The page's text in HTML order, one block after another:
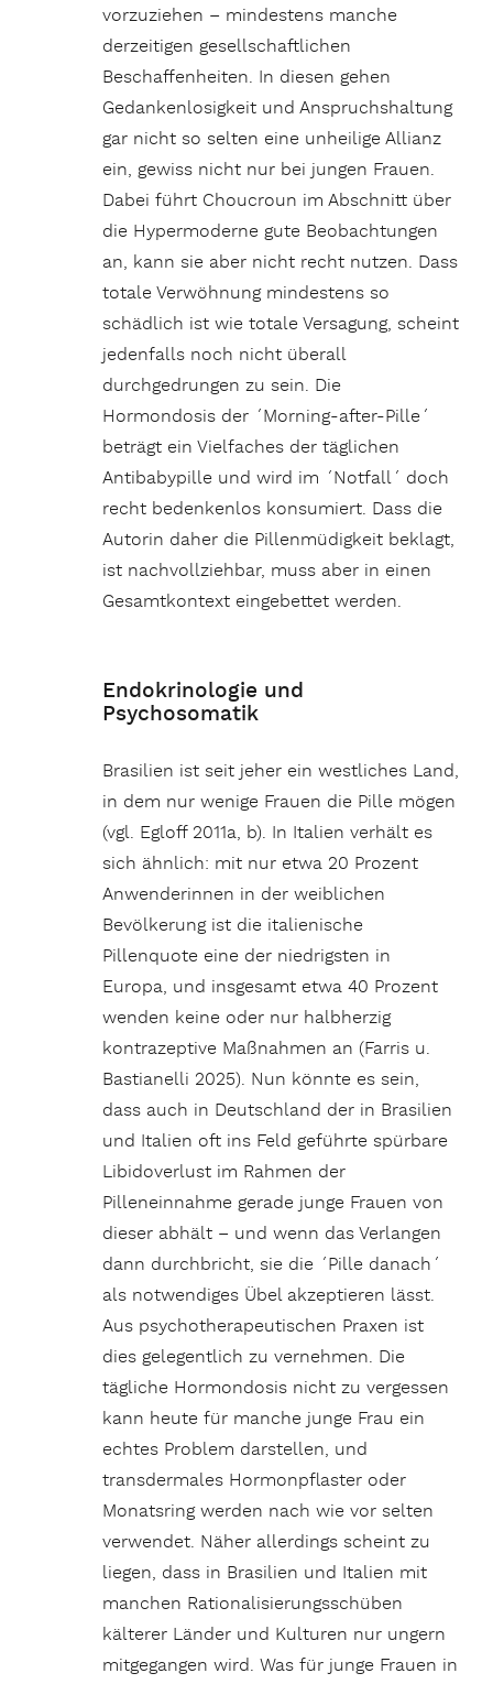
vorzuziehen – mindestens manche
derzeitigen gesellschaftlichen
Beschaffenheiten. In diesen gehen
Gedankenlosigkeit und Anspruchshaltung
gar nicht so selten eine unheilige Allianz
ein, gewiss nicht nur bei jungen Frauen.
Dabei führt Choucroun im Abschnitt über
die Hypermoderne gute Beobachtungen
an, kann sie aber nicht recht nutzen. Dass
totale Verwöhnung mindestens so
schädlich ist wie totale Versagung, scheint
jedenfalls noch nicht überall
durchgedrungen zu sein. Die
Hormondosis der ´Morning-after-Pille´
beträgt ein Vielfaches der täglichen
Antibabypille und wird im ´Notfall´ doch
recht bedenkenlos konsumiert. Dass die
Autorin daher die Pillenmüdigkeit beklagt,
ist nachvollziehbar, muss aber in einen
Gesamtkontext eingebettet werden.
Endokrinologie und
Psychosomatik
Brasilien ist seit jeher ein westliches Land,
in dem nur wenige Frauen die Pille mögen
(vgl. Egloff 2011a, b). In Italien verhält es
sich ähnlich: mit nur etwa 20 Prozent
Anwenderinnen in der weiblichen
Bevölkerung ist die italienische
Pillenquote eine der niedrigsten in
Europa, und insgesamt etwa 40 Prozent
wenden keine oder nur halbherzig
kontrazeptive Maßnahmen an (Farris u.
Bastianelli 2025). Nun könnte es sein,
dass auch in Deutschland der in Brasilien
und Italien oft ins Feld geführte spürbare
Libidoverlust im Rahmen der
Pilleneinnahme gerade junge Frauen von
dieser abhält – und wenn das Verlangen
dann durchbricht, sie die ´Pille danach´
als notwendiges Übel akzeptieren lässt.
Aus psychotherapeutischen Praxen ist
dies gelegentlich zu vernehmen. Die
tägliche Hormondosis nicht zu vergessen
kann heute für manche junge Frau ein
echtes Problem darstellen, und
transdermales Hormonpflaster oder
Monatsring werden nach wie vor selten
verwendet. Näher allerdings scheint zu
liegen, dass in Brasilien und Italien mit
manchen Rationalisierungsschüben
kälterer Länder und Kulturen nur ungern
mitgegangen wird. Was für junge Frauen in